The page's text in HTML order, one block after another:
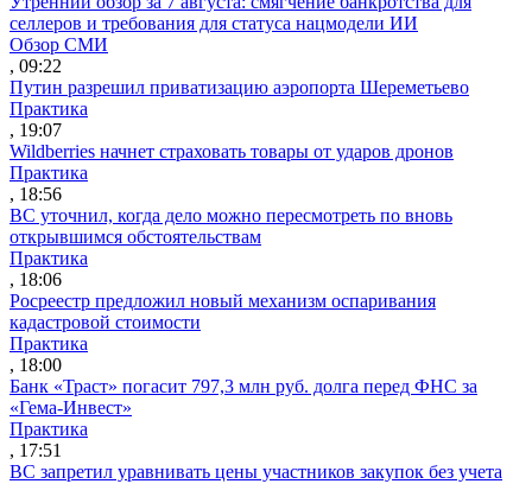
селлеров и требования для статуса нацмодели ИИ
Обзор СМИ
, 09:22
Путин разрешил приватизацию аэропорта Шереметьево
Практика
, 19:07
Wildberries начнет страховать товары от ударов дронов
Практика
, 18:56
ВС уточнил, когда дело можно пересмотреть по вновь
открывшимся обстоятельствам
Практика
, 18:06
Росреестр предложил новый механизм оспаривания
кадастровой стоимости
Практика
, 18:00
Банк «Траст» погасит 797,3 млн руб. долга перед ФНС за
«Гема-Инвест»
Практика
, 17:51
ВС запретил уравнивать цены участников закупок без учета